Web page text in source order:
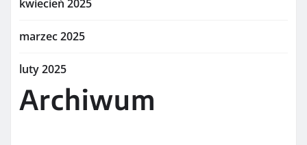
kwiecień 2025
marzec 2025
luty 2025
Archiwum